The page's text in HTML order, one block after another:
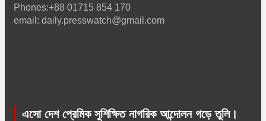
Phones:+88 01715 854 170
email: daily.presswatch@gmail.com
এসো দেশ প্রেমিক সুশিক্ষিত নাগরিক আন্দোলন গড়ে তুলি।